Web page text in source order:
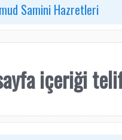
Samini Hazretleri
içeriği